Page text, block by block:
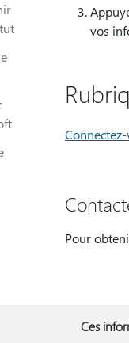
vos
Pour
Ces